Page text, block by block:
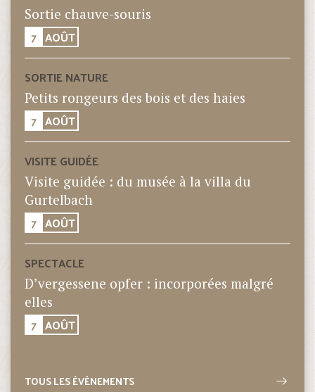
Sortie chauve-souris
7 AOÛT
SORTIE NATURE
Petits rongeurs des bois et des haies
7 AOÛT
VISITE GUIDÉE
Visite guidée : du musée à la villa du
Gurtelbach
7 AOÛT
SPECTACLE
D’vergessene opfer : incorporées malgré
elles
7 AOÛT
TOUS LES ÉVÈNEMENTS